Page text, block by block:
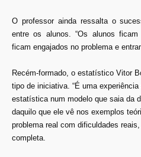
O professor ainda ressalta o
entre os alunos. “Os alunos
ficam engajados no problema e
Recém-formado, o estatístico Vitor
tipo de iniciativa. “É uma
estatística num modelo que saia da
daquilo que ele vê nos exemplos
problema real com dificuldades
completa.